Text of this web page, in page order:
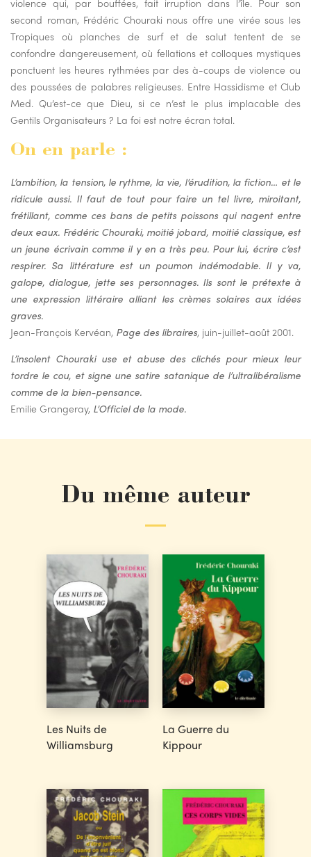
violence qui, par bouffées, fait irruption dans l’île. Pour son
second roman, Frédéric Chouraki nous offre une virée sous les
Tropiques où planches de surf et de salut tentent de se
confondre dangereusement, où fellations et colloques mystiques
ponctuent les heures rythmées par des à-coups de violence ou
des poussées de palabres religieuses. Entre Hassidisme et Club
Med. Qu’est-ce que Dieu, si ce n’est le plus implacable des
Gentils Organisateurs ? La foi est notre écran total.
On en parle :
L’ambition, la tension, le rythme, la vie, l’érudition, la fiction… et le
ridicule aussi. Il faut de tout pour faire un tel livre, miroitant,
frétillant, comme ces bans de petits poissons qui nagent entre
deux eaux. Frédéric Chouraki, moitié jobard, moitié classique, est
un jeune écrivain comme il y en a très peu. Pour lui, écrire c’est
respirer. Sa littérature est un poumon indémodable. Il y va,
galope, dialogue, jette ses personnages. Ils sont le prétexte à
une expression littéraire alliant les crèmes solaires aux idées
graves.
Jean-François Kervéan, Page des libraires, juin-juillet-août 2001.
L’insolent Chouraki use et abuse des clichés pour mieux leur
tordre le cou, et signe une satire satanique de l’ultralibéralisme
comme de la bien-pensance.
Emilie Grangeray, L’Officiel de la mode.
Du même auteur
Les Nuits de
Williamsburg
La Guerre du
Kippour